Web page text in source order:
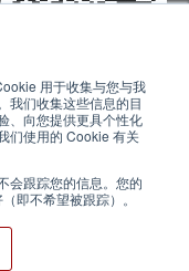
用于收集与您与我
我们收集这些信息的目
、向您提供更具个性化
们使用的 Cookie 有关
会跟踪您的信息。您的
即不希望被跟踪）。
All Rights Reserved.